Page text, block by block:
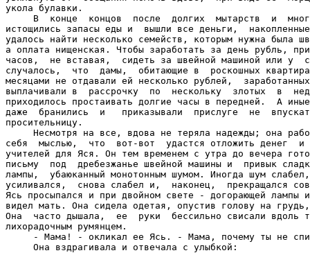
укола булавки.
В  конце  концов  после  долгих  мытарств  и
истощились запасы еды и  вышли все деньги,
удалось найти несколько семейств, которым нужна была
а оплата нищенская. Чтобы заработать за день рубль,
часов,  не вставая,  сидеть за швейной машиной или у
случалось,  что  дамы,  обитающие в  роскошных
месяцами не отдавали ей несколько рублей,
выплачивали в  рассрочку  по  нескольку  злотых  в
приходилось простаивать долгие часы в передней.  А
даже  бранились  и   приказывали  прислуге  не
просительницу.
Несмотря на все, вдова не теряла надежды; она
себя  мыслью,  что  вот-вот  удастся отложить денег  и
учителей для Яся. Он тем временем с утра до вечера
письму  под  дребезжанье швейной машины и  привык
лампы,  убаюканный монотонным шумом. Иногда шум
усиливался,  снова слабел и,  наконец,  прекращался
Ясь просыпался и при двойном свете - догорающей лампы
видел мать. Она сидела одетая, опустив голову на
Она  часто дышала,  ее  руки  бессильно свисали вдоль
лихорадочным румянцем.
- Мама! - окликал ее Ясь. - Мама, почему ты не
     Она вздрагивала и отвечала с улыбкой: